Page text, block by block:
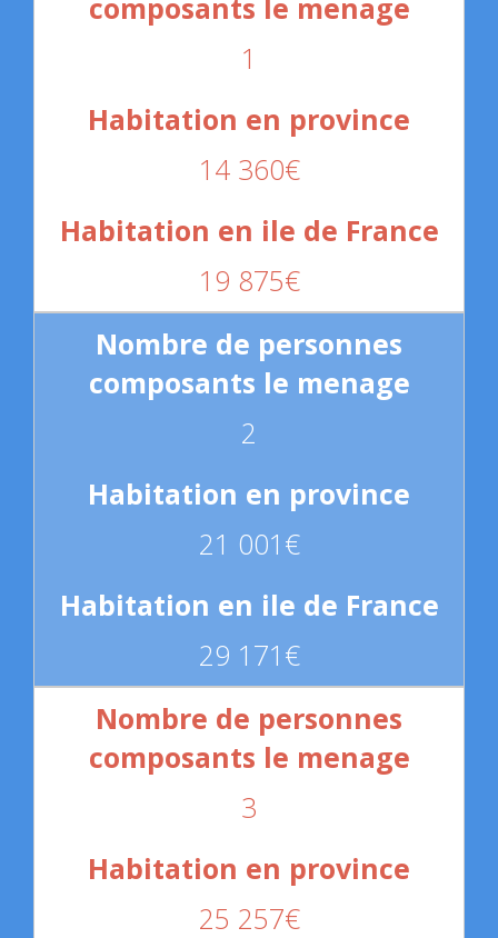
1
14 360€
19 875€
2
21 001€
29 171€
3
25 257€